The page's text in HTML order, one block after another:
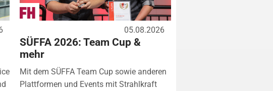
05.08.2026
SÜFFA 2026: Team Cup &
mehr
Mit dem SÜFFA Team Cup sowie anderen
Plattformen und Events mit Strahlkraft